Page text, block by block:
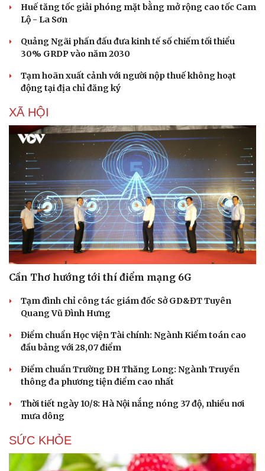
Du lịch
Săn Tour
check-in
Podcast
Đọc truyện đêm khuya
Huế tăng tốc giải phóng mặt bằng mở rộng cao tốc Cam
Lộ - La Sơn
Quảng Ngãi phấn đấu đưa kinh tế số chiếm tối thiểu
30% GRDP vào năm 2030
Tạm hoãn xuất cảnh với người nộp thuế không hoạt
động tại địa chỉ đăng ký
XÃ HỘI
Cần Thơ hướng tới thí điểm mạng 6G
Tạm đình chỉ công tác giám đốc Sở GD&ĐT Tuyên
Quang Vũ Đình Hưng
Điểm chuẩn Học viện Tài chính: Ngành Kiểm toán cao
đầu bảng với 28,07 điểm
Điểm chuẩn Trường ĐH Thăng Long: Ngành Truyền
thông đa phương tiện điểm cao nhất
Thời tiết ngày 10/8: Hà Nội nắng nóng 37 độ, nhiều nơi
mưa dông
SỨC KHỎE